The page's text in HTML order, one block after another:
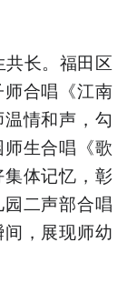
共长。福田区
合唱《江南
情和声，勾
生合唱《歌
体记忆，彰
二声部合唱
间，展现师幼